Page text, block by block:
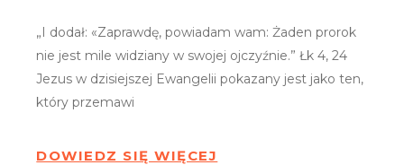
„I dodał: «Zaprawdę, powiadam wam: Żaden prorok
nie jest mile widziany w swojej ojczyźnie.” Łk 4, 24
Jezus w dzisiejszej Ewangelii pokazany jest jako ten,
który przemawi
DOWIEDZ SIĘ WIĘCEJ